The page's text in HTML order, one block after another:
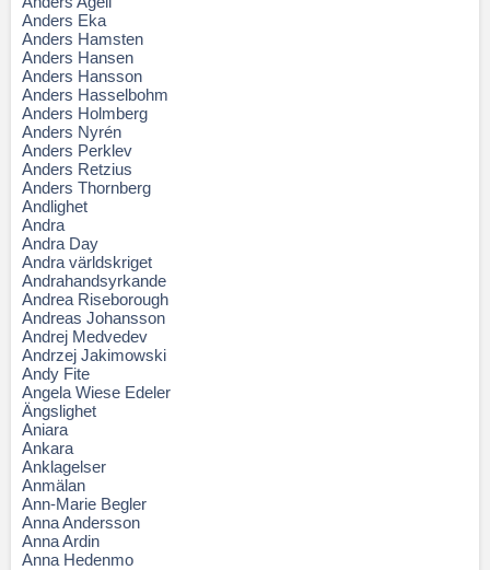
Anders Eka
Anders Hamsten
Anders Hansen
Anders Hansson
Anders Hasselbohm
Anders Holmberg
Anders Nyrén
Anders Perklev
Anders Retzius
Anders Thornberg
Andlighet
Andra
Andra Day
Andra världskriget
Andrahandsyrkande
Andrea Riseborough
Andreas Johansson
Andrej Medvedev
Andrzej Jakimowski
Andy Fite
Angela Wiese Edeler
Ängslighet
Aniara
Ankara
Anklagelser
Anmälan
Ann-Marie Begler
Anna Andersson
Anna Ardin
Anna Hedenmo